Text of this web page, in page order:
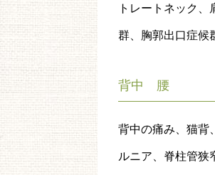
トレートネック
群、胸郭出口症候
背中 腰
背中の痛み、猫背
ルニア、脊柱管狭